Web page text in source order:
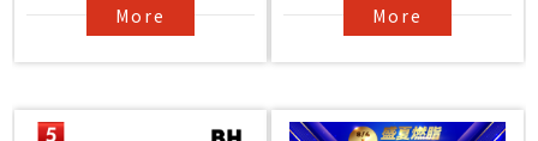
More More